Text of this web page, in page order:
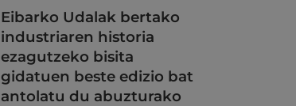
Eibarko Udalak bertako
industriaren historia
ezagutzeko bisita
gidatuen beste edizio bat
antolatu du abuzturako